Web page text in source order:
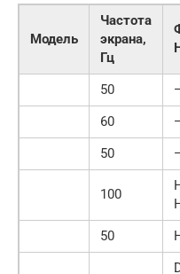
Модель
Частота
экрана,
Гц
50
60
50
100
50